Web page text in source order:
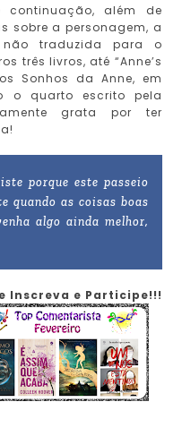
continuação, além de
sobre a personagem, a
não traduzida para o
três livros, até “Anne’s
Sonhos da Anne, em
o quarto escrito pela
grata por ter
porque este passeio
quando as coisas boas
algo ainda melhor,
Inscreva e Participe!!!